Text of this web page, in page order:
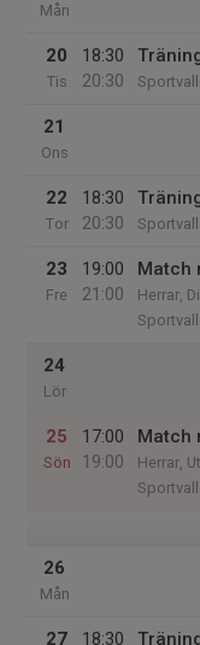
Mån
20
Tis
18:30
20:30
21
Ons
22
Tor
18:30
20:30
23
Fre
19:00
21:00
Match
Herrar,
24
Lör
25
Sön
17:00
19:00
Match
Herrar,
26
Mån
27
18:30